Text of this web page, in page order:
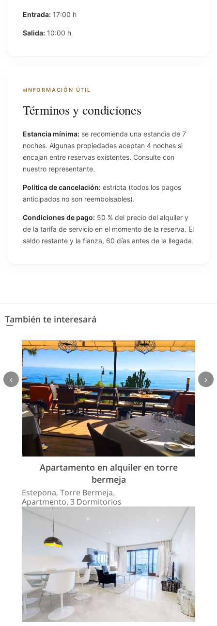
Entrada: 17:00 h
Salida: 10:00 h
INFORMACIÓN ÚTIL
Términos y condiciones
Estancia mínima: se recomienda una estancia de 7
noches. Algunas propiedades aceptan 4 noches si
encajan entre reservas existentes. Consulte con
nuestro representante.
Política de cancelación: estricta (todos los pagos
anticipados no son reembolsables).
Condiciones de pago: 50 % del precio del alquiler y
de la tarifa de servicio en el momento de la reserva. El
saldo restante y la fianza, 60 días antes de la llegada.
También te interesará
Apartamento en alquiler en torre
bermeja
Estepona, Torre Bermeja.
Apartmento. 3 Dormitorios
‹ ›